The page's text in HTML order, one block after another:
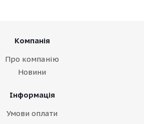
Компанія
Про компанію
Новини
Інформація
Умови оплати